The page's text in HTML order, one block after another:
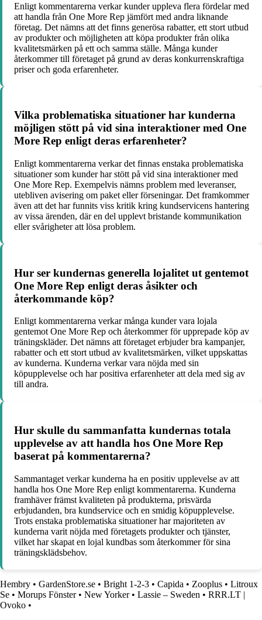
Enligt kommentarerna verkar kunder uppleva flera fördelar med
att handla från One More Rep jämfört med andra liknande
företag. Det nämns att det finns generösa rabatter, ett stort utbud
av produkter och möjligheten att köpa produkter från olika
kvalitetsmärken på ett och samma ställe. Många kunder
återkommer till företaget på grund av deras konkurrenskraftiga
priser och goda erfarenheter.
Vilka problematiska situationer har kunderna
möjligen stött på vid sina interaktioner med One
More Rep enligt deras erfarenheter?
Enligt kommentarerna verkar det finnas enstaka problematiska
situationer som kunder har stött på vid sina interaktioner med
One More Rep. Exempelvis nämns problem med leveranser,
utebliven avisering om paket eller förseningar. Det framkommer
även att det har funnits viss kritik kring kundservicens hantering
av vissa ärenden, där en del upplevt bristande kommunikation
eller svårigheter att lösa problem.
Hur ser kundernas generella lojalitet ut gentemot
One More Rep enligt deras åsikter och
återkommande köp?
Enligt kommentarerna verkar många kunder vara lojala
gentemot One More Rep och återkommer för upprepade köp av
träningskläder. Det nämns att företaget erbjuder bra kampanjer,
rabatter och ett stort utbud av kvalitetsmärken, vilket uppskattas
av kunderna. Kunderna verkar vara nöjda med sin
köpupplevelse och har positiva erfarenheter att dela med sig av
till andra.
Hur skulle du sammanfatta kundernas totala
upplevelse av att handla hos One More Rep
baserat på kommentarerna?
Sammantaget verkar kunderna ha en positiv upplevelse av att
handla hos One More Rep enligt kommentarerna. Kunderna
framhäver främst kvaliteten på produkterna, prisvärda
erbjudanden, bra kundservice och en smidig köpupplevelse.
Trots enstaka problematiska situationer har majoriteten av
kunderna varit nöjda med företagets produkter och tjänster,
vilket har skapat en lojal kundbas som återkommer för sina
träningsklädsbehov.
Hembry • GardenStore.se • Bright 1-2-3 • Capida • Zooplus • Litroux
Se • Morups Fönster• New Yorker• Lassie – Sweden • RRR.LT |
Ovoko •